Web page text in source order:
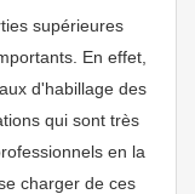
supérieures
En effet,
d'habillage des
qui sont très
en la
charger de ces